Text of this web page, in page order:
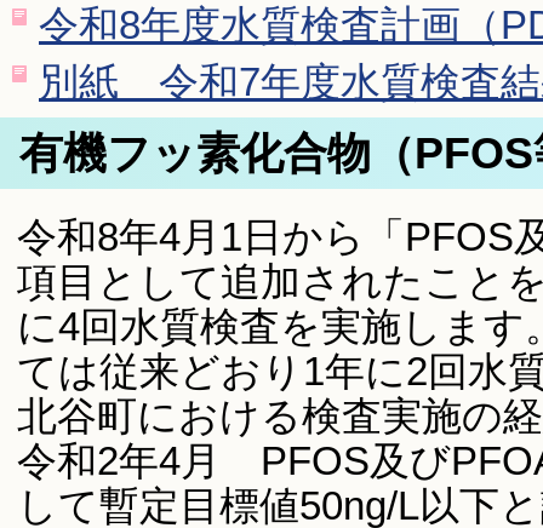
令和8年度水質検査計画（
別紙 令和7年度水質検査
有機フッ素化合物（
令和8年4月1日から「PFOS
項目として追加されたこと
に4回水質検査を実施しま
ては従来どおり1年に2回水
北谷町における検査実施の
令和2年4月 PFOS及び
して暫定目標値50ng/L以下